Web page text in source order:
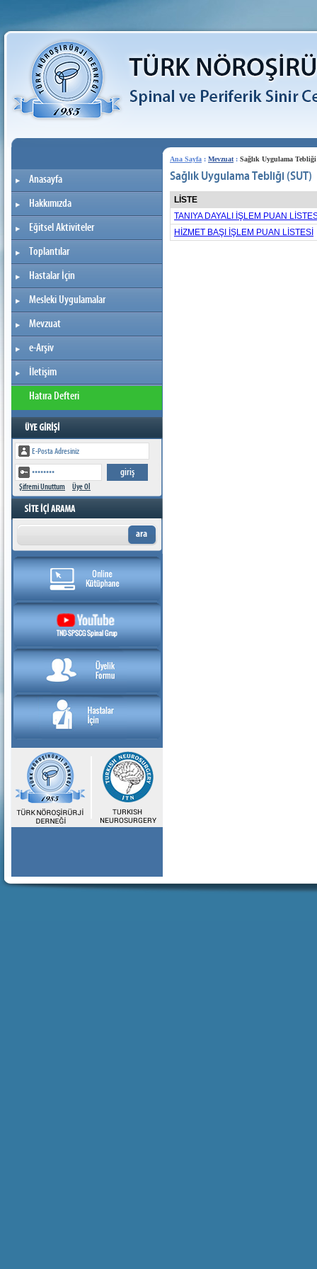
Anasayfa
Hakkımızda
Eğitsel Aktiviteler
Toplantılar
Hastalar İçin
Mesleki Uygulamalar
Mevzuat
e-Arşiv
İletişim
Hatıra Defteri
Şifremi Unuttum Üye Ol
Ana Sayfa : Mevzuat : Sağlık Uygulama
Sağlık Uygulama Tebliği (SUT)
LİSTE
TANIYA DAYALI İŞLEM PUAN
HİZMET BAŞI İŞLEM PUAN LİSTESİ